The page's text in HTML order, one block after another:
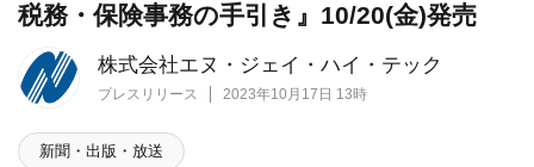
株式会社エヌ・ジェイ・ハイ・テック
プレスリリース 2023年10月17日 13時
税務・保険事務の手引き』10/20(金)発売
新聞・出版・放送